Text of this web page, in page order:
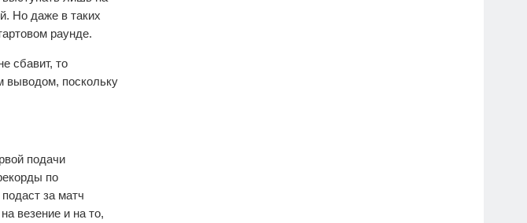
Но даже в таких
раунде.
сбавит, то
выводом, поскольку
подачи
по
за матч
везение и на то,